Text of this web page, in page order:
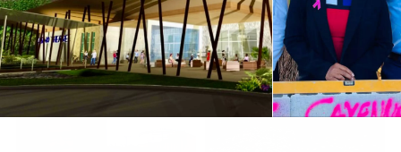
Avec VEENI, le Guadeloupéen Yanis Foy entend
participer au développement touristique des
Outre-mer
le 06/08/2026